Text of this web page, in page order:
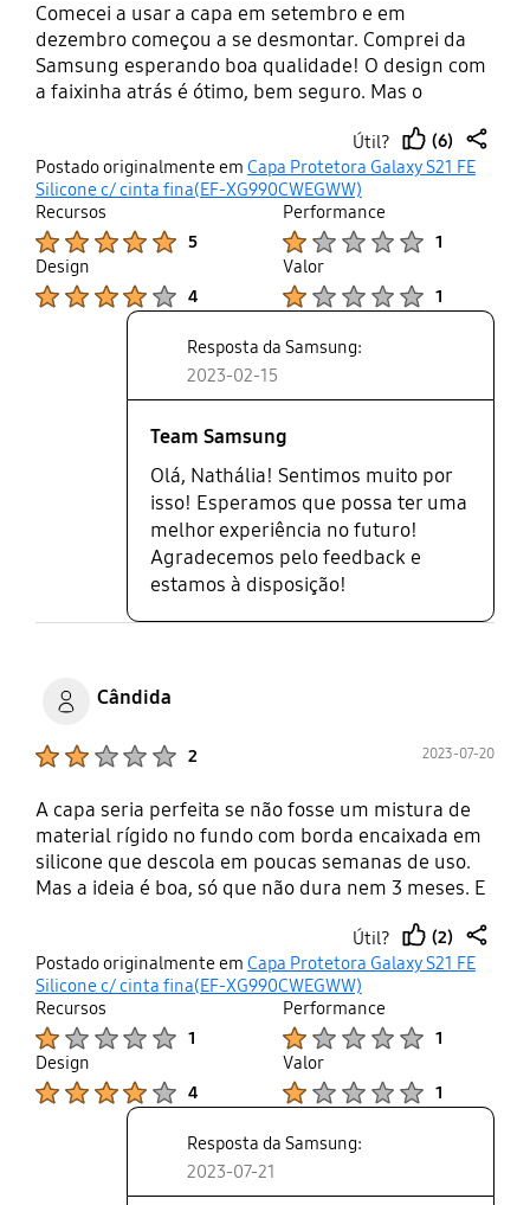
Comecei a usar a capa em setembro e em
dezembro começou a se desmontar. Comprei da
Samsung esperando boa qualidade! O design com
a faixinha atrás é ótimo, bem seguro. Mas o
laterais e o fundo estão descolando, logo não terei
mais como usar ela.
Útil?
thumb
(6)
share
Postado originalmente em Capa Protetora Galaxy S21 FE
Silicone c/ cinta fina(EF-XG990CWEGWW)
Recursos
5
Performance
1
Design
4
Valor
1
Resposta da Samsung:
2023-02-15
Team Samsung
Olá, Nathália! Sentimos muito por
isso! Esperamos que possa ter uma
melhor experiência no futuro!
Agradecemos pelo feedback e
estamos à disposição!
Cândida
2 2023-07-20
A capa seria perfeita se não fosse um mistura de
material rígido no fundo com borda encaixada em
silicone que descola em poucas semanas de uso.
Mas a ideia é boa, só que não dura nem 3 meses. E
Útil?
thumb
(2)
share
Postado originalmente em Capa Protetora Galaxy S21 FE
Silicone c/ cinta fina(EF-XG990CWEGWW)
Recursos
1
Performance
1
Design
4
Valor
1
Resposta da Samsung:
2023-07-21